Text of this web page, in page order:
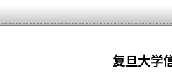
复旦大学